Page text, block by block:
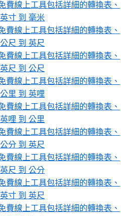
費線上工具包括詳細的轉換表、
寸 到 毫米
費線上工具包括詳細的轉換表、
尺 到 英尺
費線上工具包括詳細的轉換表、
尺 到 公尺
費線上工具包括詳細的轉換表、
里 到 英哩
費線上工具包括詳細的轉換表、
哩 到 公里
費線上工具包括詳細的轉換表、
分 到 英尺
費線上工具包括詳細的轉換表、
尺 到 公分
費線上工具包括詳細的轉換表、
寸 到 英尺
費線上工具包括詳細的轉換表、